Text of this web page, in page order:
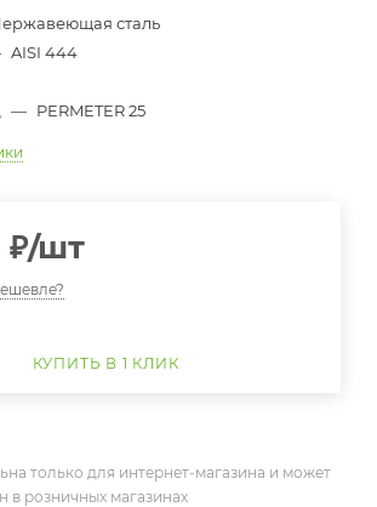
сталь
AISI 444
— PERMETER 25
₽/шт
КУПИТЬ В 1 КЛИК
только для интернет-магазина и может
в розничных магазинах